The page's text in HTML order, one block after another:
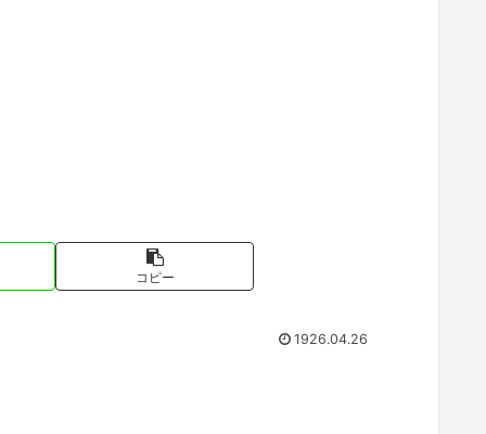
コピー
1926.04.26